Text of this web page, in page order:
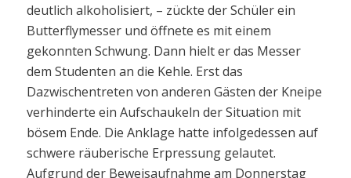
deutlich alkoholisiert, – zückte der Schüler ein
Butterflymesser und öffnete es mit einem
gekonnten Schwung. Dann hielt er das Messer
dem Studenten an die Kehle. Erst das
Dazwischentreten von anderen Gästen der Kneipe
verhinderte ein Aufschaukeln der Situation mit
bösem Ende. Die Anklage hatte infolgedessen auf
schwere räuberische Erpressung gelautet.
Aufgrund der Beweisaufnahme am Donnerstag